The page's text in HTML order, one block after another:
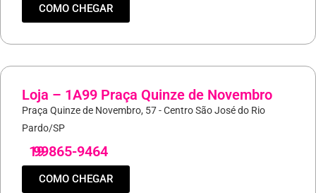
COMO CHEGAR
Loja – 1A99 Praça Quinze de Novembro
Praça Quinze de Novembro, 57 - Centro São José do Rio
Pardo/SP
19
99865-9464
COMO CHEGAR